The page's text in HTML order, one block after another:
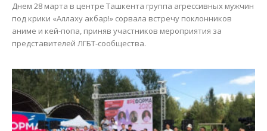
Днем 28 марта в центре Ташкента группа агрессивных мужчин
под крики «Аллаху акбар!» сорвала встречу поклонников
аниме и кей-попа, приняв участников мероприятия за
представителей ЛГБТ-сообщества.